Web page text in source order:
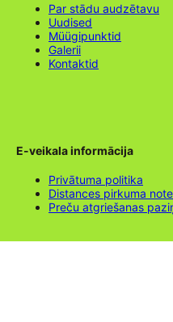
Par stādu audzētavu
Uudised
Müügipunktid
Galerii
Kontaktid
E-veikala informācija
Privātuma politika
Distances pirkuma
Preču atgriešanas